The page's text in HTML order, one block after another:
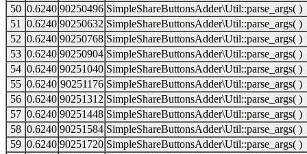
50 0.6240 90250496 SimpleShareButtonsAdder\Util::parse_args( )
51
0.6240 90250632 SimpleShareButtonsAdder\Util::parse_args( )
52 0.6240 90250768 SimpleShareButtonsAdder\Util::parse_args( )
53 0.6240 90250904 SimpleShareButtonsAdder\Util::parse_args( )
54 0.6240 90251040 SimpleShareButtonsAdder\Util::parse_args( )
55 0.6240 90251176 SimpleShareButtonsAdder\Util::parse_args( )
56 0.6240 90251312 SimpleShareButtonsAdder\Util::parse_args( )
57 0.6240 90251448 SimpleShareButtonsAdder\Util::parse_args( )
58 0.6240 90251584 SimpleShareButtonsAdder\Util::parse_args( )
59 0.6240 90251720 SimpleShareButtonsAdder\Util::parse_args( )